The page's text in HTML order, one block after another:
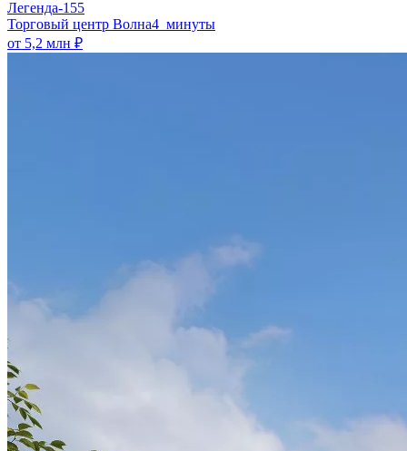
Легенда-155
​Торговый центр Волна4 минуты
от 5,2 млн ₽